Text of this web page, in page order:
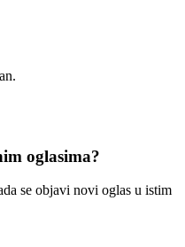
oglasima?
se objavi novi oglas u istim